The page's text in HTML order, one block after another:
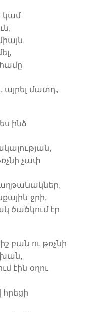
կամ
այրել մատդ,
ինձ
չափ
ջրի,
ծածկում էր
բան ու թռչնի
էին օղու